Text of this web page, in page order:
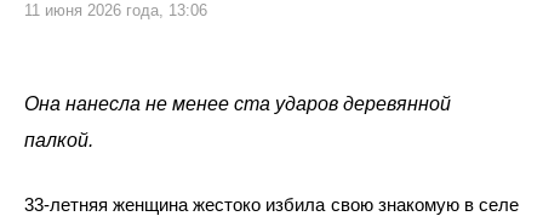
11 июня 2026 года, 13:06
Она нанесла не менее ста ударов деревянной
палкой.
33-летняя женщина жестоко избила свою знакомую в селе